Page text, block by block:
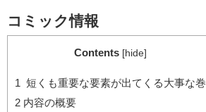
コミック情報
Contents [hide]
1
短くも重要な要素が出てくる大事な巻
2 内容の概要